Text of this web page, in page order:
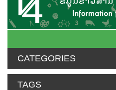
CATEGORIES
TAGS